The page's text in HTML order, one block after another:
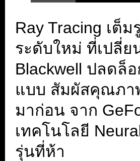
Ray Tracing เต็
ระดับใหม่ ที่เปลี่ย
Blackwell ปลดล็
แบบ สัมผัสคุณภา
มาก่อน จาก
เทคโนโลยี
รุ่นที่ห้า